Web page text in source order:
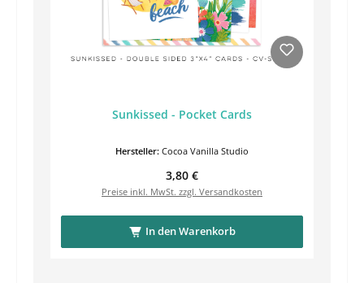
Sunkissed - Pocket Cards
Hersteller: Cocoa Vanilla Studio
Regulärer Preis:
3,80 €
Preise inkl. MwSt. zzgl. Versandkosten
In den Warenkorb